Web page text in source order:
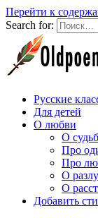
Перейти к
Search for:
Русские
Для детей
О любви
О
Про
Про
О
О
Добавить